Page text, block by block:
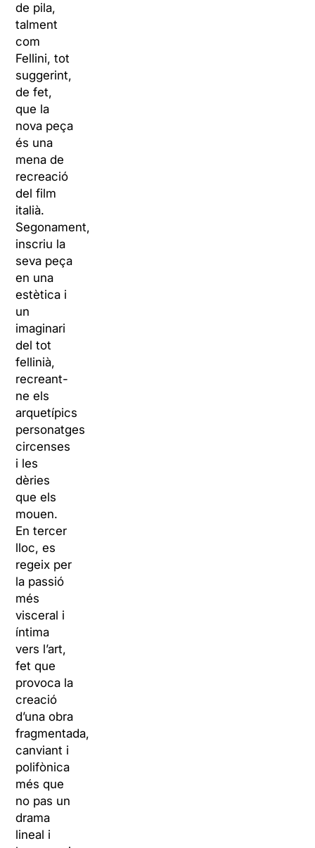
de pila,
talment
com
Fellini, tot
suggerint,
de fet,
que la
nova peça
és una
mena de
recreació
del film
italià.
Segonament,
inscriu la
seva peça
en una
estètica i
un
imaginari
del tot
fellinià,
recreant-
ne els
arquetípics
personatges
circenses
i les
dèries
que els
mouen.
En tercer
lloc, es
regeix per
la passió
més
visceral i
íntima
vers l’art,
fet que
provoca la
creació
d’una obra
fragmentada,
canviant i
polifònica
més que
no pas un
drama
lineal i